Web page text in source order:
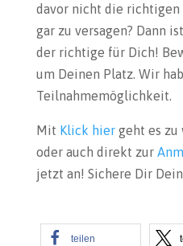
davor nicht die richtigen
gar zu versagen? Dann
der richtige für Dich!
um Deinen Platz. Wir
Teilnahmemöglichkeit.
Mit Klick hiergeht es zu
oder auch direkt zur
jetzt an! Sichere Dir
teilen